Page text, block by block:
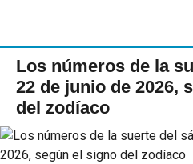
Los números de la
22 de junio de 2026,
del zodíaco